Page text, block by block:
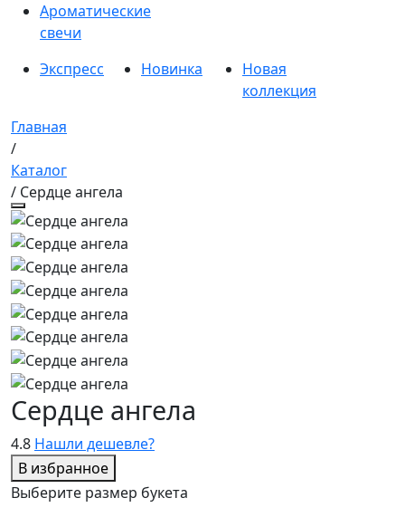
Ароматические
свечи
Экспресс
Новинка
Новая
коллекция
Главная
/
Каталог
/ Сердце ангела
4.8 Нашли дешевле?
В избранное
Сердце ангела
Выберите размер букета